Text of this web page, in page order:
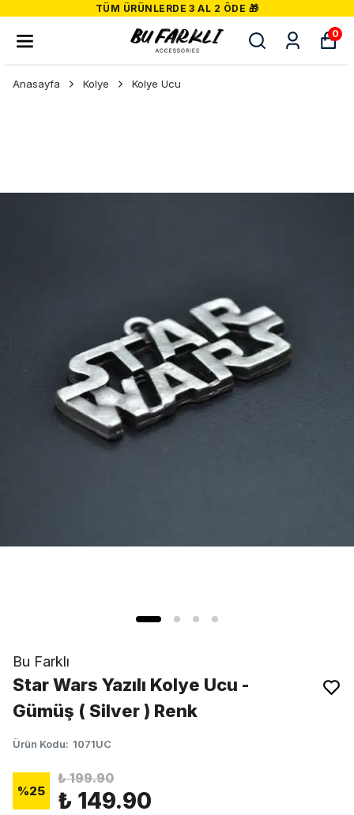
TÜM ÜRÜNLERDE 3 AL 2 ÖDE 🎁
0
Anasayfa Kolye Kolye Ucu
Bu Farklı
Star Wars Yazılı Kolye Ucu -
Gümüş ( Silver ) Renk
Ürün Kodu: 1071UC
%25
₺ 199.90
₺ 149.90